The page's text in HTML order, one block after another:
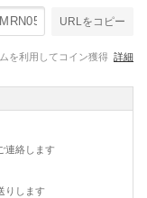
URLをコピー
を利用してコイン獲得 詳細
連絡します
りします